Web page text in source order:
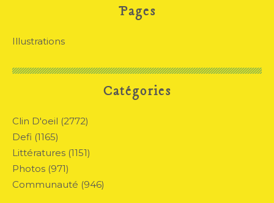
Catégories
Clin D'oeil (2772)
Defi (1165)
Littératures (1151)
Photos (971)
Communauté (946)
Pages
Illustrations